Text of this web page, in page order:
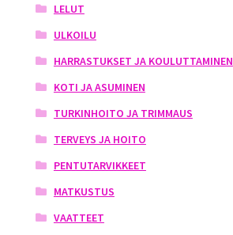
LELUT
ULKOILU
HARRASTUKSET JA KOULUTTAMINEN
KOTI JA ASUMINEN
TURKINHOITO JA TRIMMAUS
TERVEYS JA HOITO
PENTUTARVIKKEET
MATKUSTUS
VAATTEET